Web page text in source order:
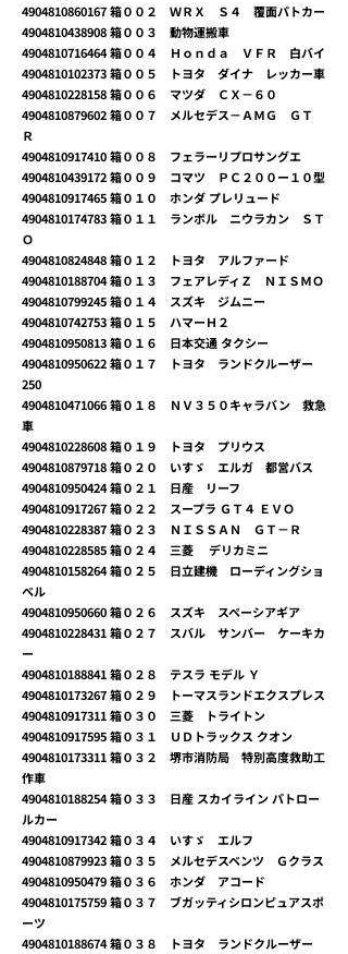
4904810860167箱００２ ＷＲＸ Ｓ４ 覆面パトカー
4904810438908箱００３ 動物運搬車
4904810716464箱００４ Ｈｏｎｄａ ＶＦＲ 白バイ
4904810102373箱００５ トヨタ ダイナ レッカー車
4904810228158箱００６ マツダ ＣＸ－６０
4904810879602箱００７ メルセデス－ＡＭＧ ＧＴ
Ｒ
4904810917410箱００８ フェラーリプロサングエ
4904810439172箱００９ コマツ ＰＣ２００ー１０型
4904810917465箱０１０ ホンダ プレリュード
4904810174783箱０１１ ランボル ニウラカン ＳＴ
Ｏ
4904810824848箱０１２ トヨタ アルファード
4904810188704箱０１３ フェアレディＺ ＮＩＳＭＯ
4904810799245箱０１４ スズキ ジムニー
4904810742753箱０１５ ハマーＨ２
4904810950813箱０１６ 日本交通 タクシー
4904810950622箱０１７ トヨタ ランドクルーザー
250
4904810471066箱０１８ ＮＶ３５０キャラバン 救急
車
4904810228608箱０１９ トヨタ プリウス
4904810879718箱０２０ いすゞ エルガ 都営バス
4904810950424箱０２１ 日産 リーフ
4904810917267箱０２２ スープラ ＧＴ４ ＥＶＯ
4904810228387箱０２３ ＮＩＳＳＡＮ ＧＴ－Ｒ
4904810228585箱０２４ 三菱 デリカミニ
4904810158264箱０２５ 日立建機 ローディングショ
ベル
4904810950660箱０２６ スズキ スペーシアギア
4904810228431箱０２７ スバル サンバー ケーキカ
ー
4904810188841箱０２８ テスラ モデル Ｙ
4904810173267箱０２９ トーマスランドエクスプレス
4904810917311箱０３０ 三菱 トライトン
4904810917595箱０３１ ＵＤトラックス クオン
4904810173311箱０３２ 堺市消防局 特別高度救助工
作車
4904810188254箱０３３ 日産 スカイライン パトロー
ルカー
4904810917342箱０３４ いすゞ エルフ
4904810879923箱０３５ メルセデスベンツ Ｇクラス
4904810950479箱０３６ ホンダ アコード
4904810175759箱０３７ ブガッティシロンピュアスポ
ーツ
4904810188674箱０３８ トヨタ ランドクルーザー